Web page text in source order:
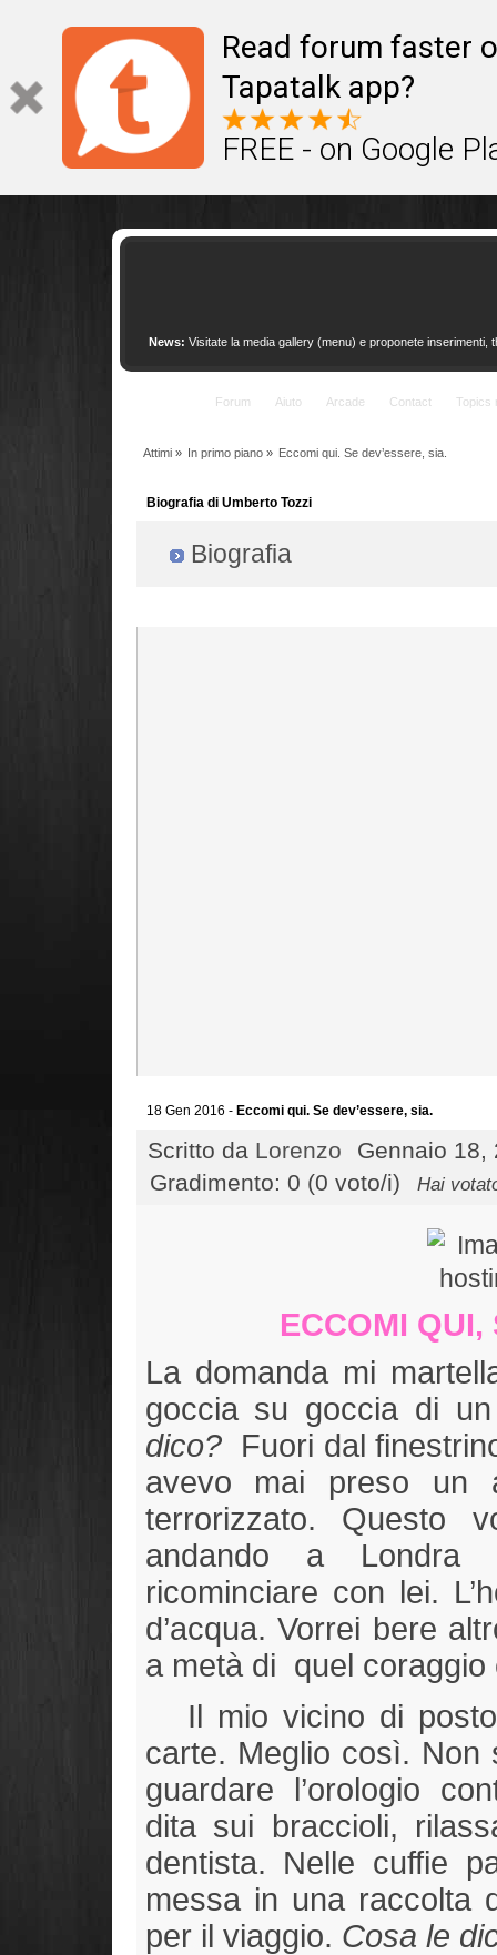
Read forum faster
Tapatalk app?
FREE - on Google
News: Visitate la media gallery (menu) e proponete inserimenti,
Forum Aiuto Arcade Contact Topics
Attimi» In primo piano » Eccomi qui. Se dev’essere, sia.
Biografia di Umberto Tozzi
Biografia
18 Gen 2016 - Eccomi qui. Se dev’essere, sia.
Scritto da Lorenzo
Gennaio 18,
Gradimento: 0 (0 voto/i)
Hai
ECCOMI QUI,
La domanda mi
goccia su goccia di
dico?Fuori dal
avevo mai preso un
terrorizzato. Questo
andando a Londra
ricominciare con lei.
d’acqua. Vorrei bere
a metà di quel coraggio
Il mio vicino di posto
carte. Meglio così.
guardare l’orologio
dita sui braccioli,
dentista. Nelle cuffie
messa in una raccolta
per il viaggio. Cosa le